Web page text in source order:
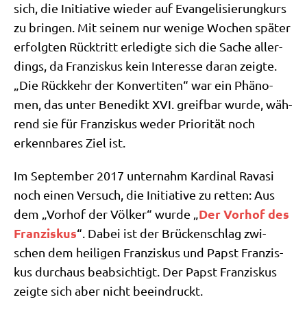
sich, die Initia­ti­ve wie­der auf Evan­ge­li­sie­rung­kurs
zu brin­gen. Mit sei­nem nur weni­ge Wochen spä­ter
erfolg­ten Rück­tritt erle­dig­te sich die Sache aller­
dings, da Fran­zis­kus kein Inter­es­se dar­an zeig­te.
„Die Rück­kehr der Kon­ver­ti­ten“ war ein Phä­no­
men, das unter Bene­dikt XVI. greif­bar wur­de, wäh­
rend sie für Fran­zis­kus weder Prio­ri­tät noch
erkenn­ba­res Ziel ist.
Im Sep­tem­ber 2017 unter­nahm Kar­di­nal Rava­si
noch einen Ver­such, die Initia­ti­ve zu ret­ten: Aus
dem „Vor­hof der Völ­ker“ wur­de „Der Vor­hof des
Fran­zis­kus“. Dabei ist der Brücken­schlag zwi­
schen dem hei­li­gen Fran­zis­kus und Papst Fran­zis­
kus durch­aus beab­sich­tigt. Der Papst Fran­zis­kus
zeig­te sich aber nicht beeindruckt.